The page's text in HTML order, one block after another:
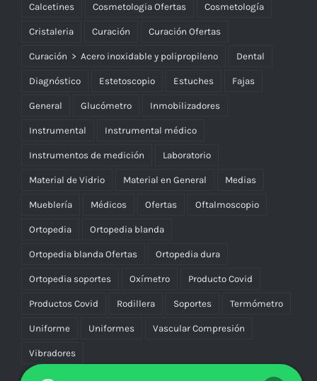
Calcetines Cosmetologia Ofertas Cosmetología
Cristaleria Curación Curación Ofertas
Curación > Acero inoxidable y polipropileno Dental
Diagnóstico Estetoscopio Estuches Fajas
General Glucómetro Inmobilizadores
Instrumental Instrumental médico
Instrumentos de medición Laboratorio
Material de Vidrio Material en General Medias
Mueblería Médicos Ofertas Oftalmoscopio
Ortopedia Ortopedia blanda
Ortopedia blanda Ofertas Ortopedia dura
Ortopedia soportes Oxímetro Producto Covid
Productos Covid Rodillera Soportes Termómetro
Uniforme Uniformes Vascular Compresión
Vibradores